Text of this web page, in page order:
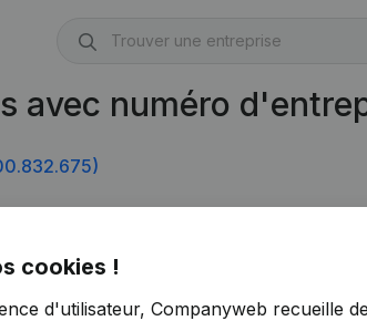
avec numéro
cookies !
d'utilisateur, Companyweb recueille